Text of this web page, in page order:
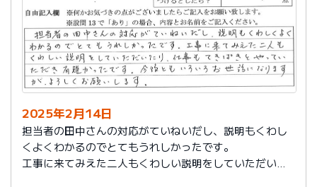
2025年2月14日
担当者の田中さんの対応がていねいだし、説明もくわし
くよくわかるのでとてもうれしかったです。
工事に来てみえた二人もくわしい説明をしていただいた